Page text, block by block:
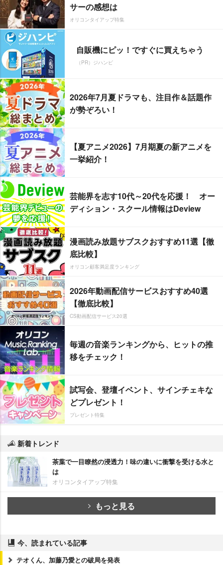
サーの感想は
オリコンタイアップ特集
自販機にピッ！ですぐに買えちゃう
（PR）ジハンピ
2026年7月夏ドラマも、注目作＆話題作
が勢ぞろい！
【夏アニメ2026】7月期夏の新アニメを
一挙紹介！
芸能界を志す10代～20代を応援！ オー
ディション・スクール情報はDeview
漫画読み放題サブスクおすすめ11選【徹
底比較】
オリコン顧客満足度ランキング
2026年動画配信サービスおすすめ40選
【徹底比較】
CS動画配信サービス20選
毎週の音楽ランキングから、ヒットの推
移をチェック！
試写会、登壇イベント、サインチェキな
どプレゼント！
プレゼント特集
新着トレンド
茶葉で一目瞭然の浸透力！味の違いに衝撃を受ける水と
は
オリコンタイアップ特集
もっと見る
今、読まれている記事
テオくん、加藤乃愛との破局を発表